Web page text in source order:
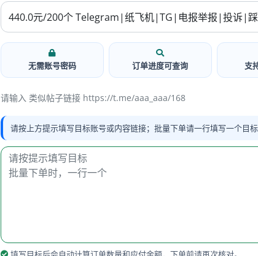
无需账号密码 订单进度可查询 支
请输入 类似帖子链接 https://t.me/aaa_aaa/168
请按上方提示填写目标账号或内容链接；批量下单请一行填写一个目标